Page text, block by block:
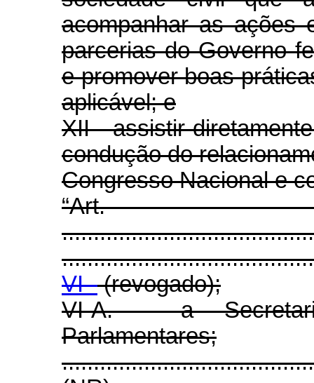
acompanhar as ações
parcerias do Governo
e promover boas
aplicável; e
XII - assistir
condução do
Congresso Nacional e
VI -(revogado);
VI-A. - a
Parlamentares;